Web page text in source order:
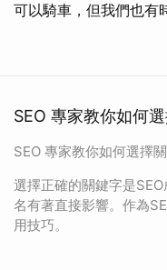
可以騎車，但我們也有
SEO 專家教你如何
SEO 專家教你如何選擇
選擇正確的關鍵字是
名有著直接影響。作為
用技巧。